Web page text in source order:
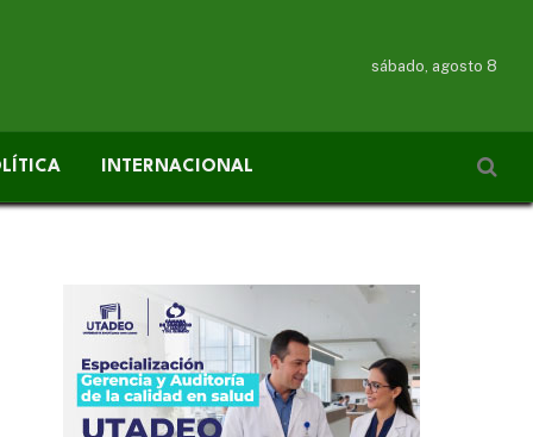
sábado, agosto 8
INTERNACIONAL